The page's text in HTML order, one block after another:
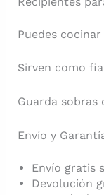
Puedes
Sirven como
Guarda sobras
Envío y
Envío gratis
Devolución